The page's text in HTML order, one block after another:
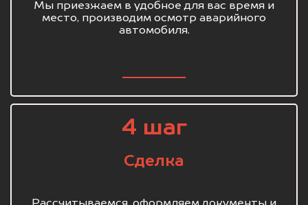
Мы приезжаем в удобное для вас время и
место, производим осмотр аварийного
автомобиля.
4 шаг
Сделка